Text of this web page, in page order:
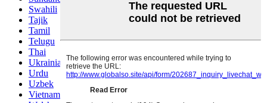
Swahili
Tajik
Tamil
Telugu
Thai
Ukrainian
Urdu
Uzbek
Vietnamese